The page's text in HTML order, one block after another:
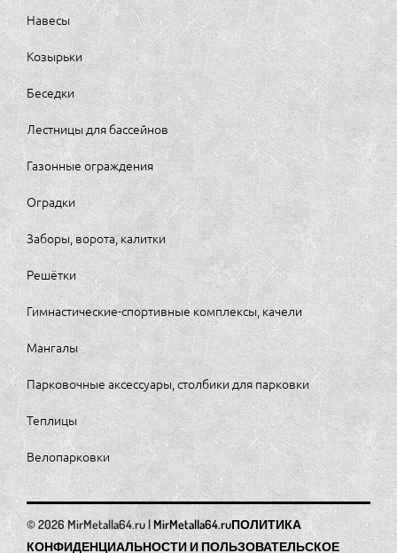
Навесы
Козырьки
Беседки
Лестницы для бассейнов
Газонные ограждения
Оградки
Заборы, ворота, калитки
Решётки
Гимнастические-спортивные комплексы, качели
Мангалы
Парковочные аксессуары, столбики для парковки
Теплицы
Велопарковки
MirMetalla64.ruПОЛИТИКА
КОНФИДЕНЦИАЛЬНОСТИ И ПОЛЬЗОВАТЕЛЬСКОЕ